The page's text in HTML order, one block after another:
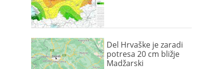
Del Hrvaške je zaradi
potresa 20 cm bližje
Madžarski